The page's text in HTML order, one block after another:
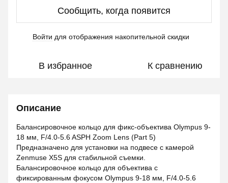
Сообщить, когда появится
Войти для отображения накопительной скидки
В избранное К сравнению
Описание
Балансировочное кольцо для фикс-объектива Olympus 9-
18 мм, F/4.0-5.6 ASPH Zoom Lens (Part 5)
Предназначено для установки на подвесе с камерой
Zenmuse X5S для стабильной съемки.
Балансировочное кольцо для объектива с
фиксированным фокусом Olympus 9-18 мм, F/4.0-5.6